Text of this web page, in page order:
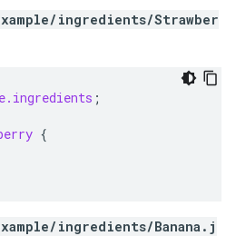
ingredients/Strawber
;
{
ingredients/Banana.j